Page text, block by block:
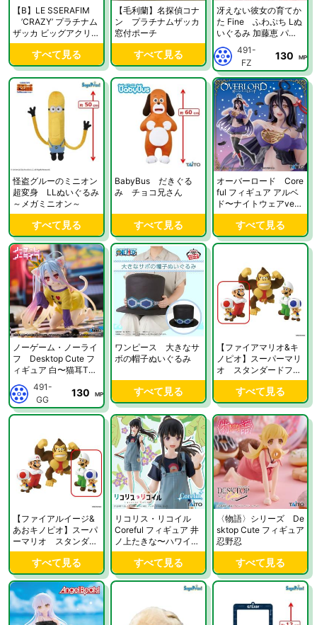
【B】LE SSERAFIM
’CRAZY’ プラチナム
ザッカ ビッグアクリル
スタンド
すべて見る
【毛利蘭】名探偵コナ
ン プラチナムザッカ
窓付ポーチ
すべて見る
冴えない彼女の育てか
た Fine ふわぷち Lぬ
いぐるみ 加藤恵 パジ
491-
FZ
130 MP
怪盗グルーのミニオン
超変身 LLぬいぐるみ
～メガミニオン～
すべて見る
BabyBus だきぐる
み チョコ兄さん
すべて見る
オーバーロード Core
ful フィギュア アルベ
ド〜ナイトウェアve
r.〜Renewal
すべて見る
ノーゲーム・ノーライ
フ Desktop Cute フ
ィギュア 白〜猫耳Tシ
ャツver.〜
491-
GG
130 MP
ワンピース 大きなサ
ボの帽子ぬいぐるみ
すべて見る
【ファイアマリオ&キ
ノピオ】スーパーマリ
オ スタンダードフィ
ギュア2
すべて見る
【ファイアルイージ&
あおキノピオ】スーパ
ーマリオ スタンダー
ドフィギュア2
すべて見る
リコリス・リコイル
Coreful フィギュア 井
ノ上たきな〜ハワイve
r.〜
すべて見る
〈物語〉シリーズ De
sktop Cute フィギュア
忍野忍
すべて見る